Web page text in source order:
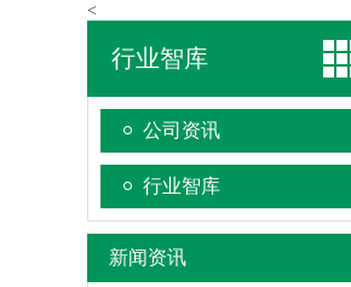
<
行业智库
公司资讯
行业智库
新闻资讯